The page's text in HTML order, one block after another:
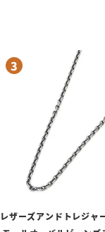
レザーズアンドトレジャ